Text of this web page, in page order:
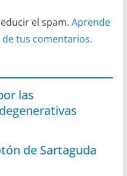
el spam. Aprende
tus comentarios.
las
de Sartaguda